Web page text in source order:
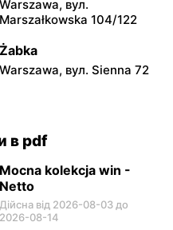
Netto
Lennona 6
Netto
Warszawa, вул.
Marszałkowska 104/122
Żabka
Warszawa, вул. Sienna 72
в pdf
Mocna kolekcja win -
Netto
Дійсна від 2026-08-03 до
2026-08-14